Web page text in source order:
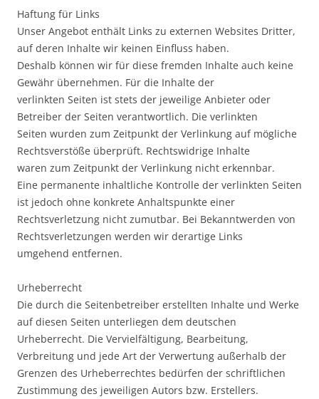
Haftung für Links
Unser Angebot enthält Links zu externen Websites Dritter,
auf deren Inhalte wir keinen Einfluss haben.
Deshalb können wir für diese fremden Inhalte auch keine
Gewähr übernehmen. Für die Inhalte der
verlinkten Seiten ist stets der jeweilige Anbieter oder
Betreiber der Seiten verantwortlich. Die verlinkten
Seiten wurden zum Zeitpunkt der Verlinkung auf mögliche
Rechtsverstöße überprüft. Rechtswidrige Inhalte
waren zum Zeitpunkt der Verlinkung nicht erkennbar.
Eine permanente inhaltliche Kontrolle der verlinkten Seiten
ist jedoch ohne konkrete Anhaltspunkte einer
Rechtsverletzung nicht zumutbar. Bei Bekanntwerden von
Rechtsverletzungen werden wir derartige Links
umgehend entfernen.
Urheberrecht
Die durch die Seitenbetreiber erstellten Inhalte und Werke
auf diesen Seiten unterliegen dem deutschen
Urheberrecht. Die Vervielfältigung, Bearbeitung,
Verbreitung und jede Art der Verwertung außerhalb der
Grenzen des Urheberrechtes bedürfen der schriftlichen
Zustimmung des jeweiligen Autors bzw. Erstellers.